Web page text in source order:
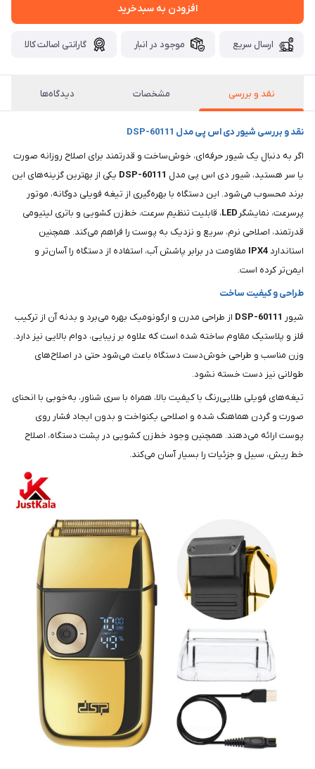
افزودن به سبدخرید
ارسال سریع موجود در انبار گارانتی اصالت کالا
نقد و بررسی مشخصات دیدگاه‌ها
نقد و بررسی شیور دی اس پی مدل DSP-60111
اگر به دنبال یک شیور حرفه‌ای، خوش‌ساخت و قدرتمند برای اصلاح روزانه صورت
یا سر هستید، شیور دی اس پی مدل DSP-60111 یکی از بهترین گزینه‌های این
برند محسوب می‌شود. این دستگاه با بهره‌گیری از تیغه فویلی دوگانه، موتور
پرسرعت، نمایشگر
، قابلیت تنظیم سرعت، خط‌زن کشویی و باتری لیتیومی
قدرتمند، اصلاحی نرم، سریع و نزدیک به پوست را فراهم می‌کند. همچنین
استاندارد IPX4 مقاومت در برابر پاشش آب، استفاده از دستگاه را آسان‌تر و
ایمن‌تر کرده است.
طراحی و کیفیت ساخت
شیور DSP-60111 از طراحی مدرن و ارگونومیک بهره می‌برد و بدنه آن از ترکیب
فلز و پلاستیک مقاوم ساخته شده است که علاوه بر زیبایی، دوام بالایی نیز دارد.
وزن مناسب و طراحی خوش‌دست دستگاه باعث می‌شود حتی در اصلاح‌های
طولانی نیز دست خسته نشود.
تیغه‌های فویلی طلایی‌رنگ با کیفیت بالا، همراه با سری شناور، به‌خوبی با انحنای
صورت و گردن هماهنگ شده و اصلاحی یکنواخت و بدون ایجاد فشار روی
پوست ارائه می‌دهند. همچنین وجود خط‌زن کشویی در پشت دستگاه، اصلاح
خط ریش، سبیل و جزئیات را بسیار آسان می‌کند.